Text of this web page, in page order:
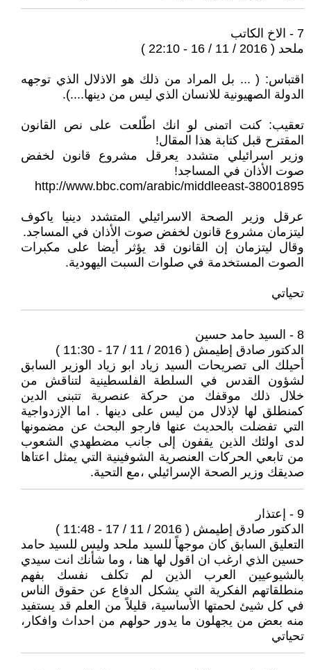
7 - الاخ الكاتب
ملحد ( 2016 / 11 / 16 - 22:10 )
اقتباس: ( ... بل المراد من ذلك هو الاذلال الذي توجهه
الدولة الصهيونية للانسان الذي ليس من دينها....).
تعقيب: كنت اتمنى لو انك اطّلعت على نص القانون
المقترح قبل كتابة هذا المقال!
وزير اسرائيلي متشدد يعرقل مشروع قانون لخفض
صوت الأذان في المساجد!
http://www.bbc.com/arabic/middleeast-38001895
عرقل وزير الصحة الاسرائيلي المتشدد دينيا ياكوف
ليتزمان مشروع قانون لخفض صوت الأذان في المساجد.
وقال ليتزمان إن القانون قد يؤثر أيضا على مكبرات
الصوت المستخدمة في صلوات السبت اليهودية.
تحياتي
8 - السيد حامد حسين
الدكتور صادق إطيمش ( 2016 / 11 / 17 - 11:30 )
أحيلك الى تصريحات السيد زياد ابو زياد الوزير السابق
لشؤون القدس في السلطة الفلسطينية لتناقش من
خلال ذلك موقفك من حركة عنصرية تتبنى الدين
كمنطلق لها لإذلال من ليس على دينها . اما الإزدواجية
التي تفضلت بالحديث عنها فارجو البحث عن مضمونها
لدى اولئك الذين يقفون إلى جانب مضطهدي الشعوب
من تابعي الحركات العنصرية الشوفينية التي يمثل اعتاها
صديقك وزير الصحة الإسرائيلي ،مع التحية.
9 - إعتذار
الدكتور صادق إطيمش ( 2016 / 11 / 17 - 11:48 )
التعليق السابق كان موجهاً للسيد ملحد وليس للسيد حامد
حسين الذي ارغب ان اقول لها هنا ، وما شأنك انت سيدي
بالشيوعيين العرب الذين لم تكلف نفسك بفهم
منطلقاتهم الفكرية التي يشكل الدفاع عن حقوق الناس
في كل شيئ لحمتها الأساسية، قليلاً من العلم قد يستفيد
منه بعض من يجهلون ما يدور حولهم من احداث وافكار،
تحياتي